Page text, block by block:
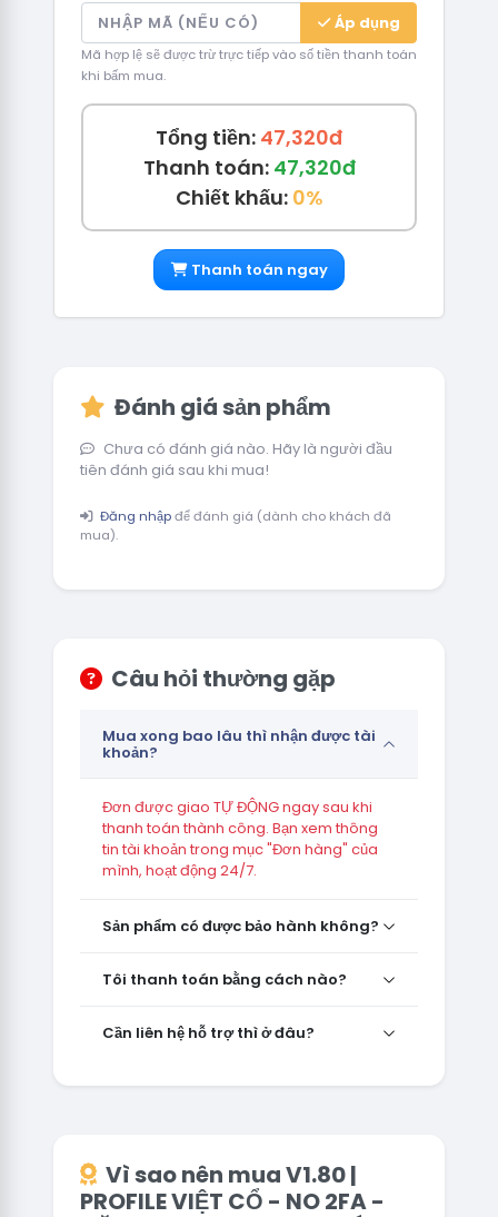
Áp dụng
Mã hợp lệ sẽ được trừ trực tiếp vào số tiền thanh toán
khi bấm mua.
Tổng tiền: 47,320đ
Thanh toán: 47,320đ
Chiết khấu: 0%
Thanh toán ngay
Đánh giá sản phẩm
Chưa có đánh giá nào. Hãy là người đầu
tiên đánh giá sau khi mua!
Đăng nhậpđể đánh giá (dành cho khách đã
mua).
Câu hỏi thường gặp
Mua xong bao lâu thì nhận được tài
khoản?
Đơn được giao TỰ ĐỘNG ngay sau khi
thanh toán thành công. Bạn xem thông
tin tài khoản trong mục "Đơn hàng" của
mình, hoạt động 24/7.
Sản phẩm có được bảo hành không?
Tôi thanh toán bằng cách nào?
Cần liên hệ hỗ trợ thì ở đâu?
Vì sao nên mua V1.80 |
PROFILE VIỆT CỔ - NO 2FA -